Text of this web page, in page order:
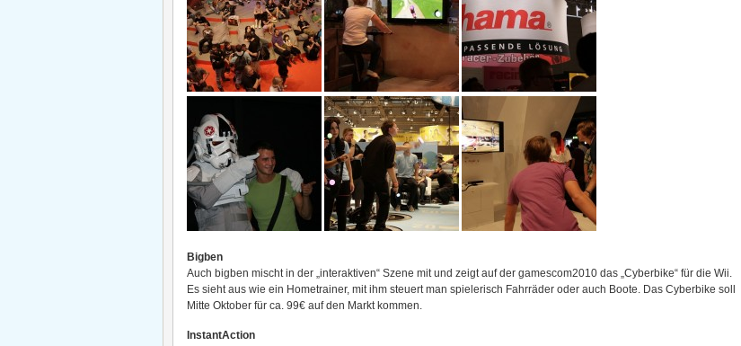
Bigben
Auch bigben mischt in der „interaktiven“ Szene mit und zeigt auf der gamescom2010 das „Cyberbike“ für die Wii.
Es sieht aus wie ein Hometrainer, mit ihm steuert man spielerisch Fahrräder oder auch Boote. Das Cyberbike soll
Mitte Oktober für ca. 99€ auf den Markt kommen.
InstantAction